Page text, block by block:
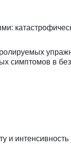
симптомов в
и интенсивность